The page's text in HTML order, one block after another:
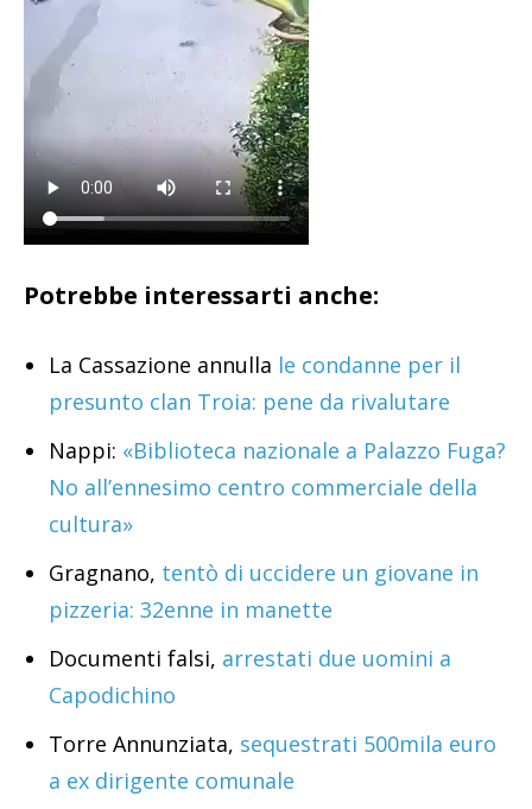
Potrebbe interessarti anche:
La Cassazione annulla le condanne per il
presunto clan Troia: pene da rivalutare
Nappi: «Biblioteca nazionale a Palazzo Fuga?
No all’ennesimo centro commerciale della
cultura»
Gragnano, tentò di uccidere un giovane in
pizzeria: 32enne in manette
Documenti falsi, arrestati due uomini a
Capodichino
Torre Annunziata, sequestrati 500mila euro
a ex dirigente comunale